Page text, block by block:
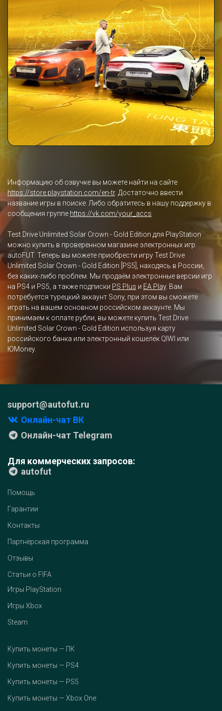
Информацию об озвучке вы можете найти на сайте
https://store.playstation.com/en-tr. Достаточно ввести
название игры в поиске. Либо обратитесь в нашу поддержку в
сообщения группе https://vk.com/your_accs
Test Drive Unlimited Solar Crown - Gold Edition для PlayStation
можно купить в проверенном магазине электронных игр
autoFUT. Теперь вы можете приобрести игру Test Drive
Unlimited Solar Crown - Gold Edition [PS5], находясь в России,
без каких-либо проблем. Мы продаём электронные версии игр
на PS4 и PS5, а также подписки PS Plus и EA Play. Вам
потребуется турецкий аккаунт Sony, при этом вы сможете
играть на вашем основном российском аккаунте. Мы
принимаем к оплате рубли, вы можете купить Test Drive
Unlimited Solar Crown - Gold Edition используя карту
российского банка или электронный кошелёк QIWI или
ЮMoney.
support@autofut.ru
Онлайн-чат ВК
Онлайн-чат Telegram
Для коммерческих запросов:
autofut
Помощь
Гарантии
Контакты
Партнёрская программа
Отзывы
Статьи о FIFA
Игры PlayStation
Игры Xbox
Steam
Купить монеты — ПК
Купить монеты — PS4
Купить монеты — PS5
Купить монеты — Xbox One